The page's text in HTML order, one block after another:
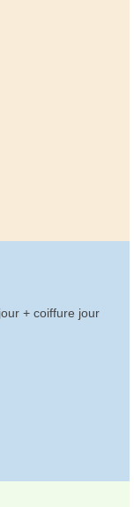
+ coiffure jour